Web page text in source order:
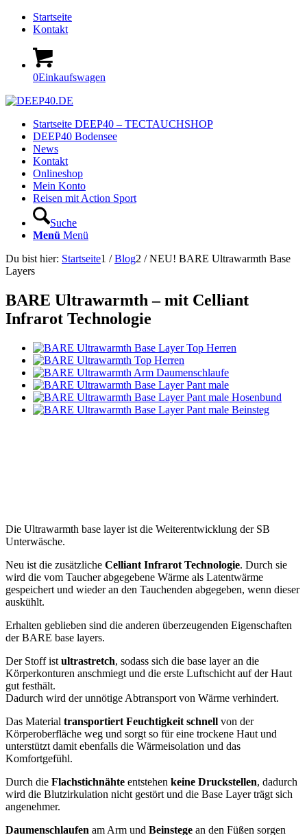
Startseite
Kontakt
0Einkaufswagen
Startseite DEEP40 – TECTAUCHSHOP
DEEP40 Bodensee
News
Kontakt
Onlineshop
Mein Konto
Reisen mit Action Sport
Suche
Menü Menü
Du bist hier: Startseite1 / Blog2 / NEU! BARE Ultrawarmth Base
Layers
BARE Ultrawarmth – mit Celliant
Infrarot Technologie
Die Ultrawarmth base layer ist die Weiterentwicklung der SB
Unterwäsche.
Neu ist die zusätzliche Celliant Infrarot Technologie. Durch sie
wird die vom Taucher abgegebene Wärme als Latentwärme
gespeichert und wieder an den Tauchenden abgegeben, wenn dieser
auskühlt.
Erhalten geblieben sind die anderen überzeugenden Eigenschaften
der BARE base layers.
Der Stoff ist ultrastretch, sodass sich die base layer an die
Körperkonturen anschmiegt und die erste Luftschicht auf der Haut
gut festhält.
Dadurch wird der unnötige Abtransport von Wärme verhindert.
Das Material transportiert Feuchtigkeit schnell von der
Körperoberfläche weg und sorgt so für eine trockene Haut und
unterstützt damit ebenfalls die Wärmeisolation und das
Komfortgefühl.
Durch die Flachstichnähte entstehen keine Druckstellen, dadurch
wird die Blutzirkulation nicht gestört und die Base Layer trägt sich
angenehmer.
Daumenschlaufen am Arm und Beinstege an den Füßen sorgen